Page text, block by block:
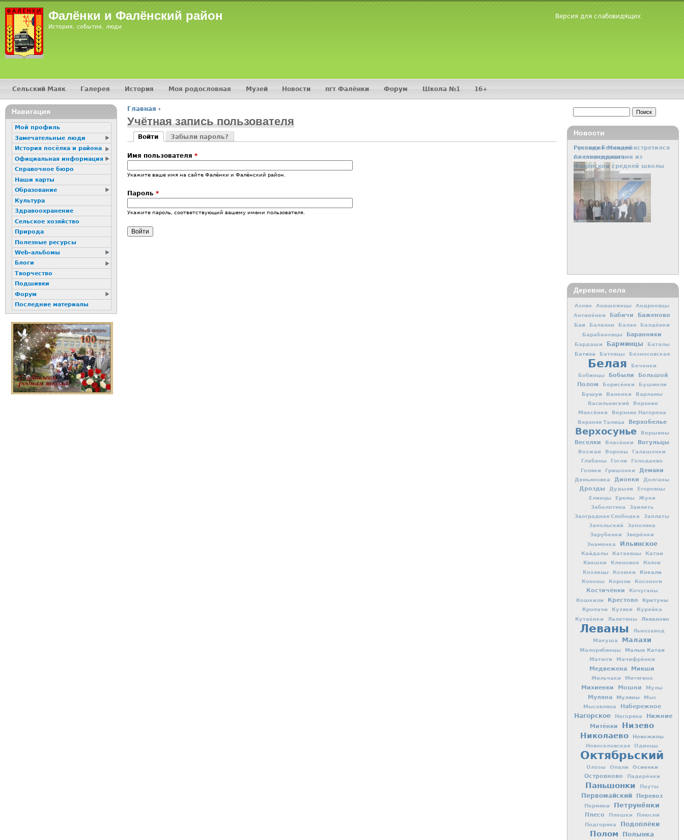
Фалёнки и Фалёнский район
История, события, люди
Версия для слабовидящих
Вы здесь
Главная ›
Учётная запись пользователя
Главные вкладки
Войти
Забыли пароль?
Имя пользователя *
Укажите ваше имя на сайте Фалёнки и Фалёнский район.
Пароль *
Укажите пароль, соответствующий вашему имени пользователя.
Главное меню
Сельский Маяк Галерея История Моя родословная Музей Новости пгт Фалёнки Форум Школа №1 16+
Навигация
Мой профиль
Замечательные люди
История посёлка и района
Официальная информация
Справочное бюро
Наши карты
Образование
Культура
Здравоохранение
Сельское хозяйство
Природа
Полезные ресурсы
Web-альбомы
Блоги
Творчество
Подшивки
Форум
Последние материалы
Новости
Геннадий Мамаев встретился
со стипендиатами из
Фалёнской средней школы
Деревни, села
Азово Анашкинцы
Андреевцы
Антипёнки
Бабичи Баженово
Баи Балахни Балая
Балдёнки
Барабановцы
Баранники
Бардаши Барминцы Баталы
Батиха Батовцы Безносовская
Белая
Беченки
Бобинцы
Бобыли
Большой
Полом
Борисёнки Бушмели
Бушуи Ваненки
Варламы
Васильевский
Верхние
Максёнки
Верхние Нагорена
Верхняя Талица
Верхобелье
Верхосунье Вершины
Веселки Власёнки Вогульцы
Возжаи Вороны
Галашонки
Глабаны
Гогли
Голодаево
Голяки
Гришонки Демаки
Демьяновка Дионки Долганы
Дрозды Дудыли
Егоровцы
Елинцы
Еремы
Жуки
Заболотяна
Заилеть
Заоградная Слободка
Заплаты
Запольский
Заполяна
Зарубенки
Зверёнки
Знаменка
Ильинское
Кайдалы Катаевцы
Катаи
Квашни
Кленовое
Князи
Козлецы
Козюки Кокали
Кононы Короли Косоноги
Костичёнки
Кочуганы
Кошкили
Крестово Кретуны
Кропачи Кузяки
Курейка
Кутаёнки
Лалетины Леваново
Леваны
Льнозавод
Макуша
Малахи
Малорябинцы Малые Катаи
Матюги Мачифрёнки
Медвежена Микши
Мильчаки Митягино
Михиенки Мошни Мулы
Муляна Муляны
Мыс
Мысовляна
Набережное
Нагорское Нагоряна
Нижние
Митёнки
Низево
Николаево
Новожилы
Новоселовская Одинцы
Октябрьский
Олозы Опали Осиенки
Островново Падерёнки
Паньшонки Пауты
Первомайский Перевоз
Пермяки Петрунёнки
Плесо Плешки
Плюсни
Подгоряна
Подоплёки
Полом Полынка